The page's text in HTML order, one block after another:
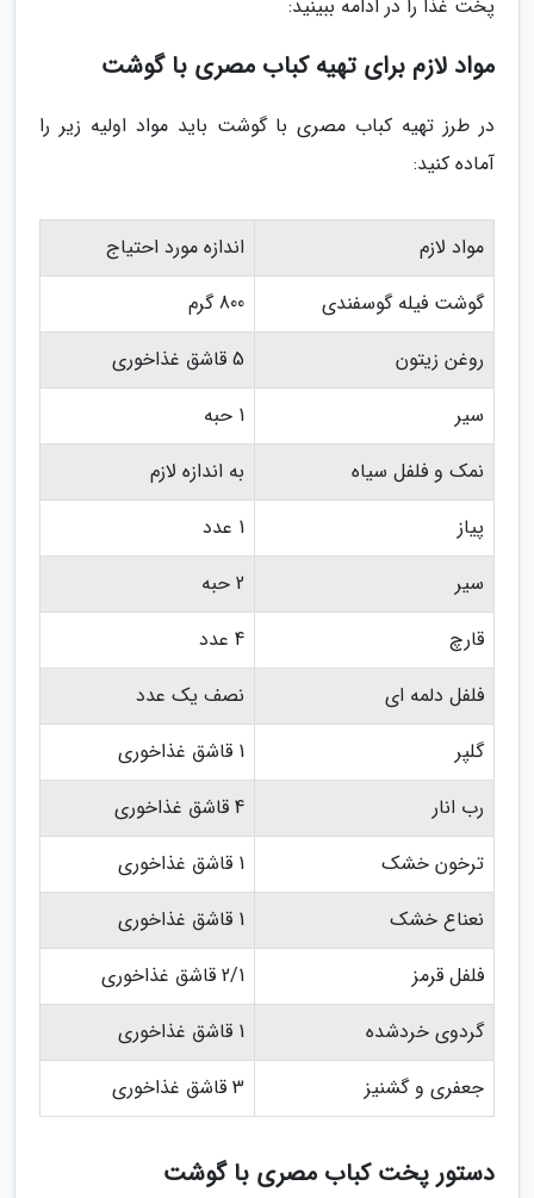
پخت غذا را در ادامه ببینید:
مواد لازم برای تهیه کباب مصری با گوشت
در طرز تهیه کباب مصری با گوشت باید مواد اولیه زیر را
آماده کنید:
مواد لازم
اندازه مورد احتیاج
گوشت فیله گوسفندی
800 گرم
روغن زیتون
5 قاشق غذاخوری
سیر
1 حبه
نمک و فلفل سیاه
به اندازه لازم
پیاز
1 عدد
سیر
2 حبه
قارچ
4 عدد
فلفل دلمه ای
نصف یک عدد
گلپر
1 قاشق غذاخوری
رب انار
4 قاشق غذاخوری
ترخون خشک
1 قاشق غذاخوری
نعناع خشک
1 قاشق غذاخوری
فلفل قرمز
2/1 قاشق غذاخوری
گردوی خردشده
1 قاشق غذاخوری
جعفری و گشنیز
3 قاشق غذاخوری
دستور پخت کباب مصری با گوشت